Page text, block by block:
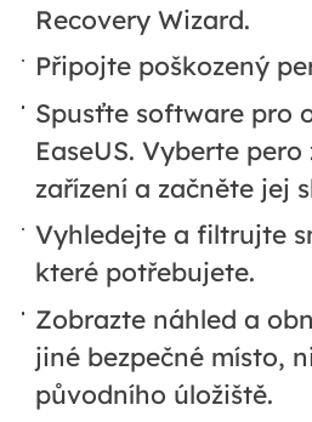
Recovery Wizard.
Připojte poškozený
Spusťte software pro
EaseUS. Vyberte pero
zařízení a začněte jej
Vyhledejte a filtrujte
které potřebujete.
Zobrazte náhled a
jiné bezpečné místo,
původního úložiště.